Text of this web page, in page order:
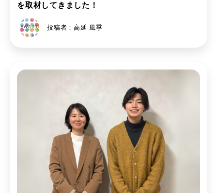
を取材してきました！
投稿者：高延 風季